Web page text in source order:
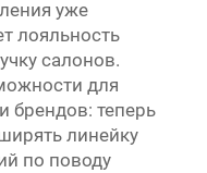
уже
лояльность
салонов.
для
брендов: теперь
линейку
по поводу